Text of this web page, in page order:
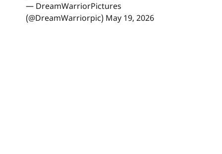
— DreamWarriorPictures
(@DreamWarriorpic) May 19, 2026